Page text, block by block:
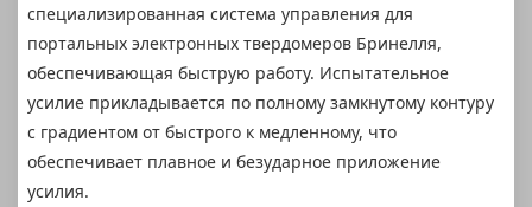
специализированная система управления для
портальных электронных твердомеров Бринелля,
обеспечивающая быструю работу. Испытательное
усилие прикладывается по полному замкнутому контуру
с градиентом от быстрого к медленному, что
обеспечивает плавное и безударное приложение
усилия.